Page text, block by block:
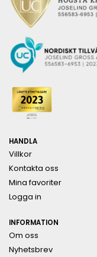
HANDLA
Villkor
Kontakta oss
Mina favoriter
Logga in
INFORMATION
Om oss
Nyhetsbrev